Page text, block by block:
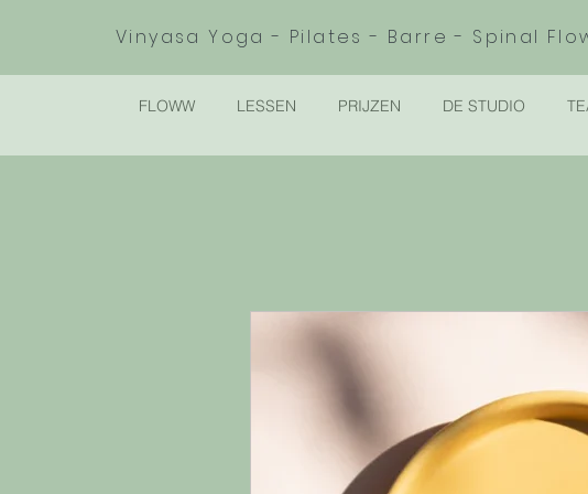
Vinyasa Yoga - Pilates - Barre - Spinal
FLOWW LESSEN PRIJZEN DE STUDIO